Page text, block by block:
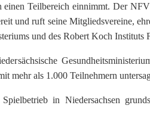
einen Teilbereich einnimmt. Der
und ruft seine Mitgliedsvereine,
und des Robert Koch Instituts
mehr als 1.000 Teilnehmern
in Niedersachsen